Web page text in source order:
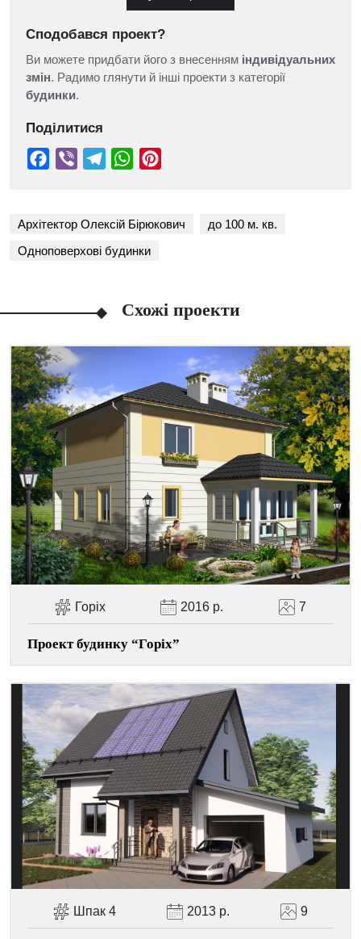
Сподобався проект?
Ви можете придбати його з внесенням індивідуальних
змін. Радимо глянути й інші проекти з категорії
будинки.
Поділитися
Facebook
ViberTelegramWhatsApp
Pinterest
Архітектор Олексій Бірюкович
до 100 м. кв.
Одноповерхові будинки
Схожі проекти
Горіх 2016 р. 7
Проект будинку “Горіх”
Шпак 4 2013 р. 9